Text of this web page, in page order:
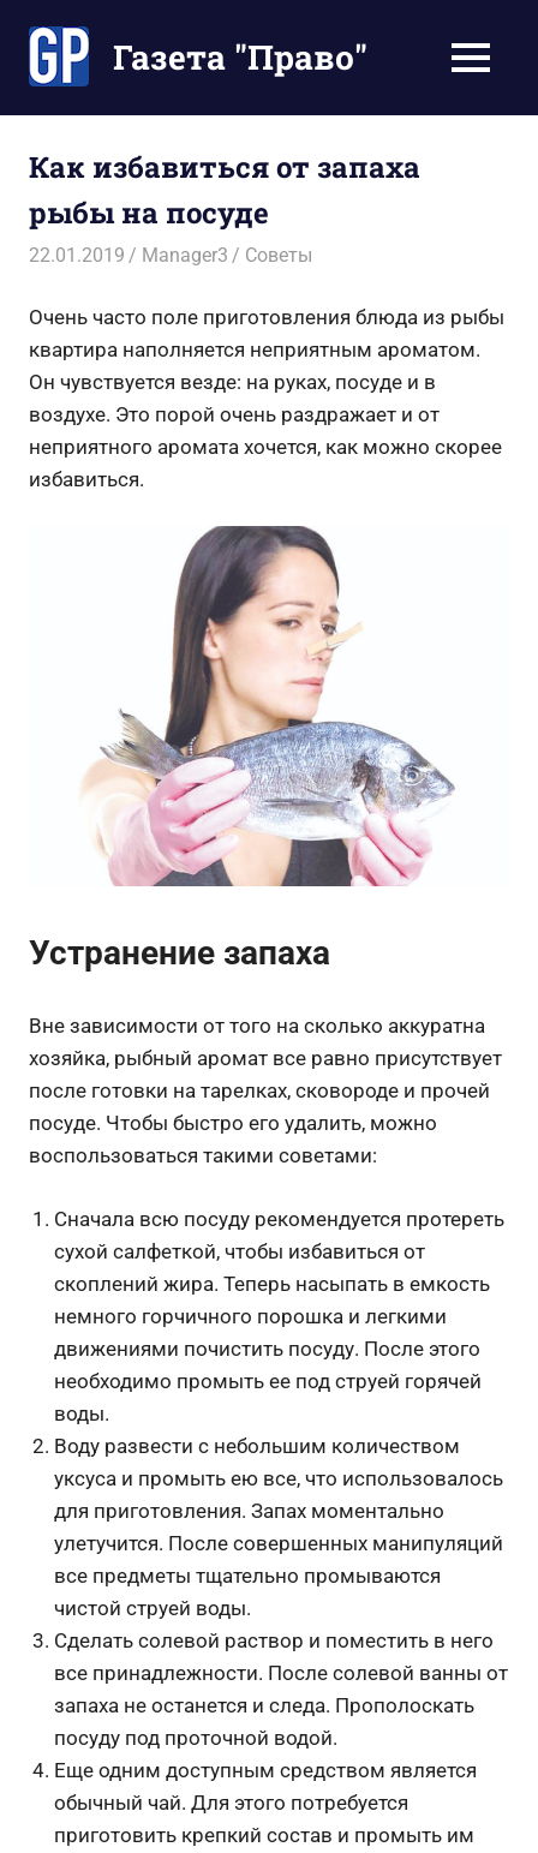
содержимомуГазета "Право"
экономят
Ваше
время
МЕНЮ
Как избавиться от запаха
рыбы на посуде
22.01.2019 Manager3 Советы
Очень часто поле приготовления блюда из рыбы
квартира наполняется неприятным ароматом.
Он чувствуется везде: на руках, посуде и в
воздухе. Это порой очень раздражает и от
неприятного аромата хочется, как можно скорее
избавиться.
Устранение запаха
Вне зависимости от того на сколько аккуратна
хозяйка, рыбный аромат все равно присутствует
после готовки на тарелках, сковороде и прочей
посуде. Чтобы быстро его удалить, можно
воспользоваться такими советами:
Сначала всю посуду рекомендуется протереть
сухой салфеткой, чтобы избавиться от
скоплений жира. Теперь насыпать в емкость
немного горчичного порошка и легкими
движениями почистить посуду. После этого
необходимо промыть ее под струей горячей
воды.
Воду развести с небольшим количеством
уксуса и промыть ею все, что использовалось
для приготовления. Запах моментально
улетучится. После совершенных манипуляций
все предметы тщательно промываются
чистой струей воды.
Сделать солевой раствор и поместить в него
все принадлежности. После солевой ванны от
запаха не останется и следа. Прополоскать
посуду под проточной водой.
Еще одним доступным средством является
обычный чай. Для этого потребуется
приготовить крепкий состав и промыть им